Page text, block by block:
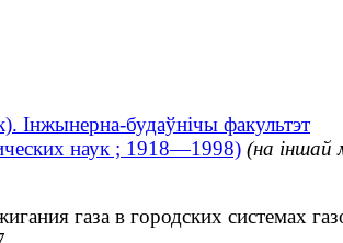
Інжынерна-будаўнічы факультэт
наук ; 1918—1998) (на іншай
газа в городских системах